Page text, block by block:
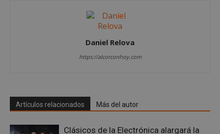
Daniel Relova
https://alcorconhoy.com
Artículos relacionados Más del autor
Clásicos de la Electrónica alargará la